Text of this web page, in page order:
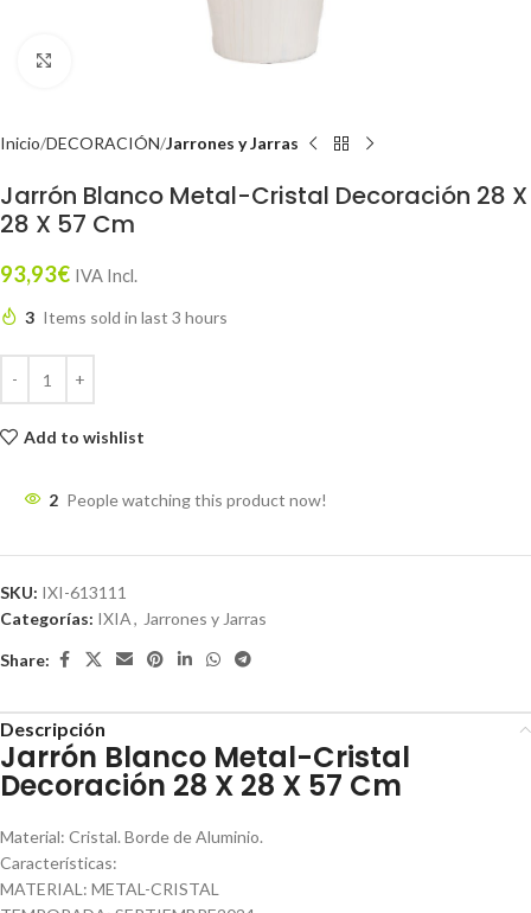
Inicio DECORACIÓN Jarrones y Jarras
Jarrón Blanco Metal-Cristal Decoración 28 X
28 X 57 Cm
93,93€ IVA Incl.
3 Items sold in last 3 hours
Add to wishlist
2 People watching this product now!
SKU: IXI-613111
Categorías: IXIA, Jarrones y Jarras
Share:
Descripción
Jarrón Blanco Metal-Cristal
Decoración 28 X 28 X 57 Cm
Material: Cristal. Borde de Aluminio.
Características:
MATERIAL: METAL-CRISTAL